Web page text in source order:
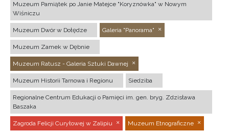
Muzeum Pamiątek po Janie Matejce "Koryznówka" w Nowym
Wiśniczu
Muzeum Dwór w Dołędze Galeria "Panorama"
Muzeum Zamek w Dębnie
Muzeum Ratusz - Galeria Sztuki Dawnej
Muzeum Historii Tarnowa i Regionu Siedziba
Regionalne Centrum Edukacji o Pamięci im. gen. bryg. Zdzisława
Baszaka
Zagroda Felicji Curyłowej w Zalipiu Muzeum Etnograficzne